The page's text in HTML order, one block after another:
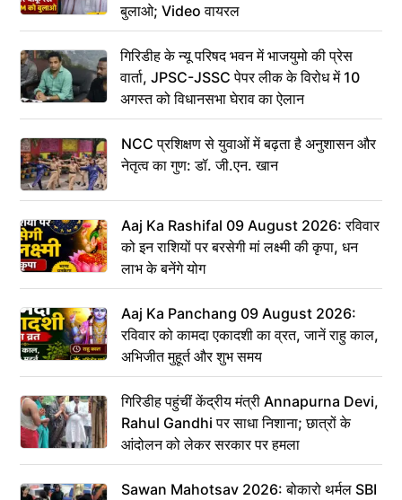
बुलाओ; Video वायरल
गिरिडीह के न्यू परिषद भवन में भाजयुमो की प्रेस
वार्ता, JPSC-JSSC पेपर लीक के विरोध में 10
अगस्त को विधानसभा घेराव का ऐलान
NCC प्रशिक्षण से युवाओं में बढ़ता है अनुशासन और
नेतृत्व का गुण: डॉ. जी.एन. खान
Aaj Ka Rashifal 09 August 2026: रविवार
को इन राशियों पर बरसेगी मां लक्ष्मी की कृपा, धन
लाभ के बनेंगे योग
Aaj Ka Panchang 09 August 2026:
रविवार को कामदा एकादशी का व्रत, जानें राहु काल,
अभिजीत मुहूर्त और शुभ समय
गिरिडीह पहुंचीं केंद्रीय मंत्री Annapurna Devi,
Rahul Gandhi पर साधा निशाना; छात्रों के
आंदोलन को लेकर सरकार पर हमला
Sawan Mahotsav 2026: बोकारो थर्मल SBI